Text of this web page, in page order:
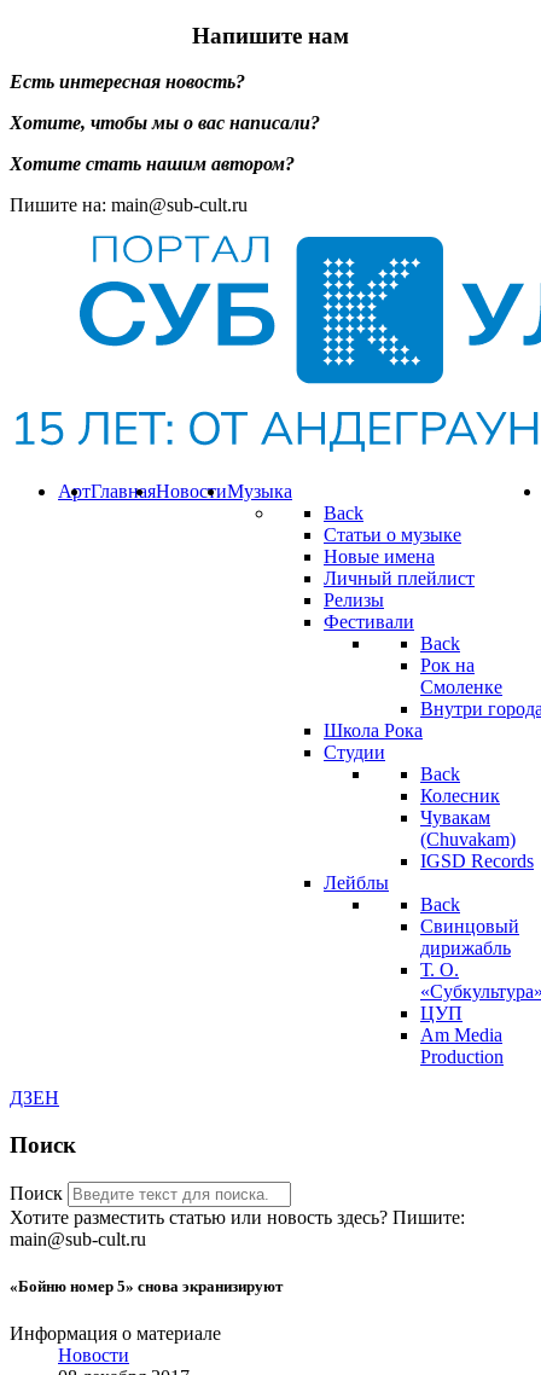
Напишите нам
Есть интересная новость?
Хотите, чтобы мы о вас написали?
Хотите стать нашим автором?
Пишите на: main@sub-cult.ru
Музыка
Back
Статьи о музыке
Новые имена
Личный плейлист
Релизы
Фестивали
Back
Рок на
Смоленке
Внутри
Школа Рока
Студии
Back
Колесник
Чувакам
(Chuvakam)
IGSD Records
Лейблы
Back
Свинцовый
дирижабль
Т. О.
ЦУП
Am Media
Production
Новости
Главная
Арт
ДЗЕН
Поиск
Поиск
Хотите разместить статью или новость здесь? Пишите:
main@sub-cult.ru
«Бойню номер 5» снова экранизируют
Информация о материале
Новости